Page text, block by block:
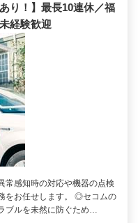
り！】最長10連休／福
経験歓迎
常感知時の対応や機器の点検
をお任せします。 ◎セコムの
ブルを未然に防ぐため…